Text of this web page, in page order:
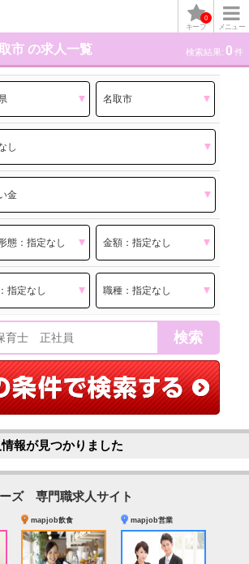
メニュー
キープ
0
市 の求人一覧 検索結果: 0 件
報が見つかりました
ズ 専門職求人サイト
mapjob飲食 mapjob営業